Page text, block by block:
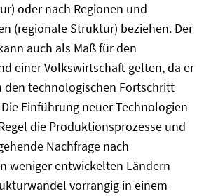
oder nach Regionen und
(regionale Struktur) beziehen. Der
auch als Maß für den
einer Volkswirtschaft gelten, da er
den technologischen Fortschritt
Einführung neuer Technologien
die Produktionsprozesse und
Nachfrage nach
weniger entwickelten Ländern
vorrangig in einem